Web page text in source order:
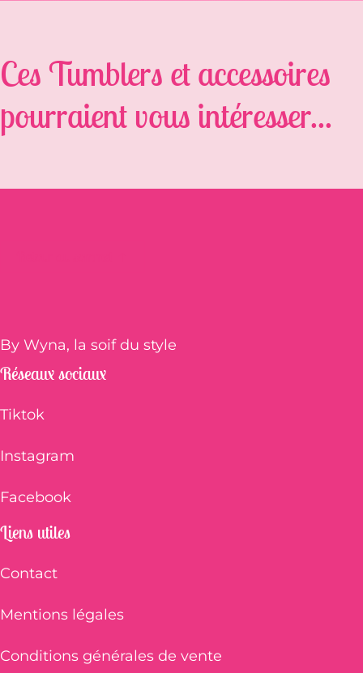
Ces Tumblers et accessoires
pourraient vous intéresser...
By Wyna, la soif du style
Réseaux sociaux
Tiktok
Instagram
Facebook
Liens utiles
Contact
Mentions légales
Conditions générales de vente